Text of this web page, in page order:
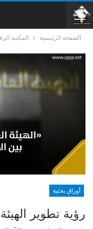
الصفحة الرئيسية المكتبة
أوراق بحثية
رؤية تطوير